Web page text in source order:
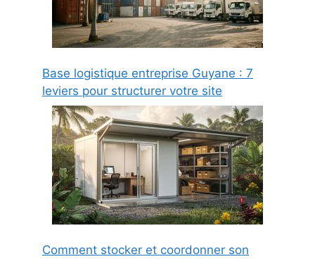
Base logistique entreprise Guyane : 7
leviers pour structurer votre site
Comment stocker et coordonner son